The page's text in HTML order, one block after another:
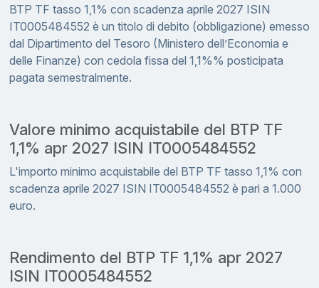
BTP TF tasso 1,1% con scadenza aprile 2027 ISIN
IT0005484552 è un titolo di debito (obbligazione) emesso
dal Dipartimento del Tesoro (Ministero dell’Economia e
delle Finanze) con cedola fissa del 1,1%% posticipata
pagata semestralmente.
Valore minimo acquistabile del BTP TF
1,1% apr 2027 ISIN IT0005484552
L'importo minimo acquistabile del BTP TF tasso 1,1% con
scadenza aprile 2027 ISIN IT0005484552 è pari a 1.000
euro.
Rendimento del BTP TF 1,1% apr 2027
ISIN IT0005484552